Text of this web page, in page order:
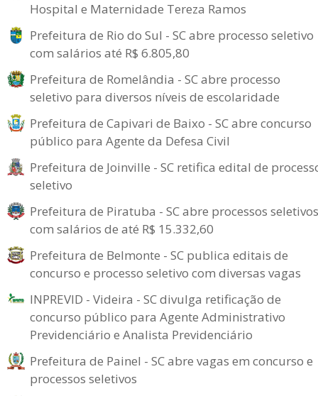
Hospital e Maternidade Tereza Ramos
Prefeitura de Rio do Sul - SC abre processo seletivo
com salários até R$ 6.805,80
Prefeitura de Romelândia - SC abre processo
seletivo para diversos níveis de escolaridade
Prefeitura de Capivari de Baixo - SC abre concurso
público para Agente da Defesa Civil
Prefeitura de Joinville - SC retifica edital de
seletivo
Prefeitura de Piratuba - SC abre processos seletivos
com salários de até R$ 15.332,60
Prefeitura de Belmonte - SC publica editais de
concurso e processo seletivo com diversas vagas
INPREVID - Videira - SC divulga retificação de
concurso público para Agente Administrativo
Previdenciário e Analista Previdenciário
Prefeitura de Painel - SC abre vagas em concurso e
processos seletivos